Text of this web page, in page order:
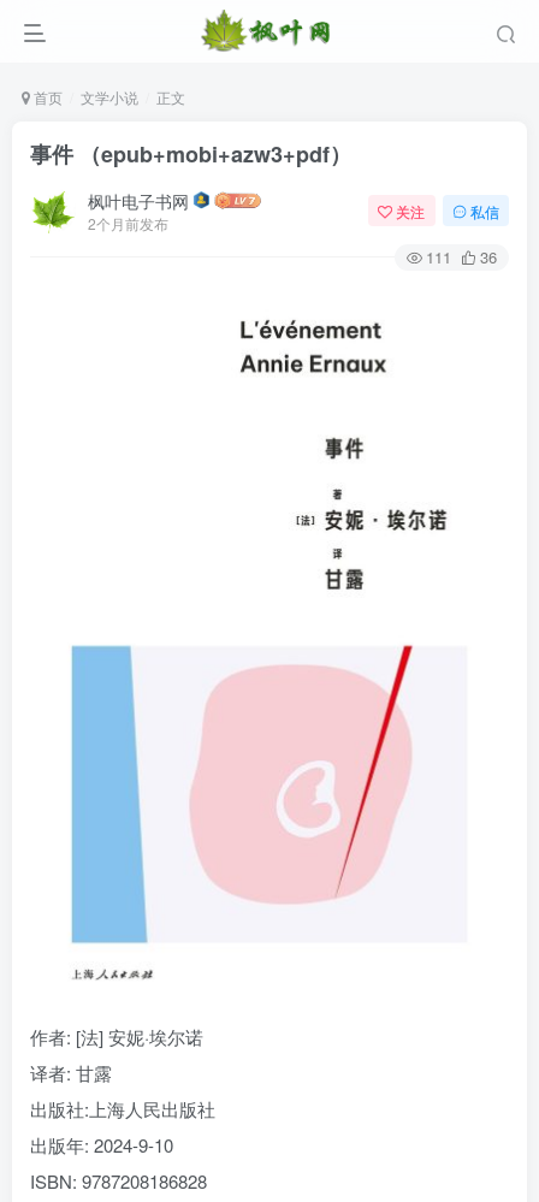
首页 文学小说 正文
事件 （epub+mobi+azw3+pdf）
枫叶电子书网
2个月前发布
关注 私信
111 36
作者: [法] 安妮·埃尔诺
译者: 甘露
出版社: 上海人民出版社
出版年: 2024-9-10
ISBN: 9787208186828
找回密码
社交账号登录